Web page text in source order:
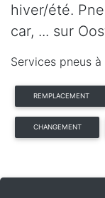
hiver/été.
car, ... sur
Services pneus
REMPLACEMENT
CHANGEMENT